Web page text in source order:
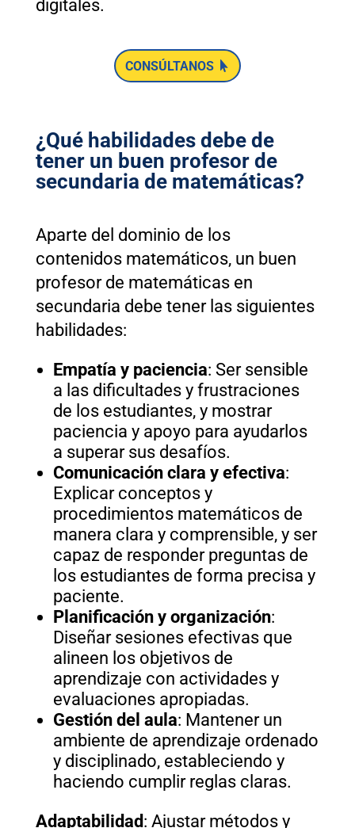
digitales.
CONSÚLTANOS
¿Qué habilidades debe de
tener un buen profesor de
secundaria de matemáticas?
Aparte del dominio de los
contenidos matemáticos, un buen
profesor de matemáticas en
secundaria debe tener las siguientes
habilidades:
Empatía y paciencia: Ser sensible
a las dificultades y frustraciones
de los estudiantes, y mostrar
paciencia y apoyo para ayudarlos
a superar sus desafíos.
Comunicación clara y efectiva:
Explicar conceptos y
procedimientos matemáticos de
manera clara y comprensible, y ser
capaz de responder preguntas de
los estudiantes de forma precisa y
paciente.
Planificación y organización:
Diseñar sesiones efectivas que
alineen los objetivos de
aprendizaje con actividades y
evaluaciones apropiadas.
Gestión del aula: Mantener un
ambiente de aprendizaje ordenado
y disciplinado, estableciendo y
haciendo cumplir reglas claras.
Adaptabilidad : Ajustar métodos y